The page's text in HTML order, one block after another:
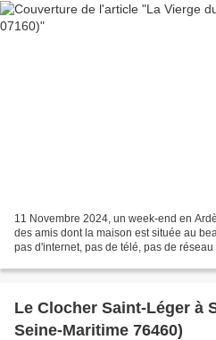
11 Novembre 2024, un week-end en
des amis dont la maison est située au
pas d'internet, pas de télé, pas de
Le Clocher Saint-Léger à
Seine-Maritime 76460)